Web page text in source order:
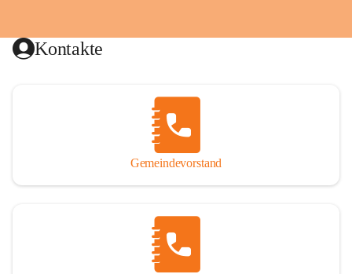
Kontakte
Gemeindevorstand